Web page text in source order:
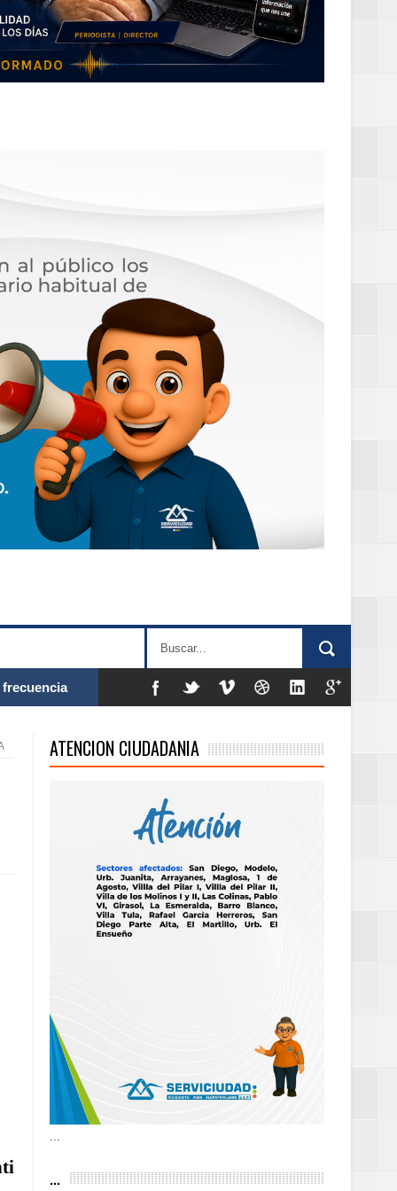
violencias
sin
Gobierno de
de la Mujer
ATENCION CIUDADANIA
...